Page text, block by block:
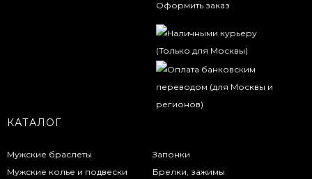
Оформить заказ
КАТАЛОГ
Мужские браслеты
Мужские колье и подвески
Запонки
Брелки, зажимы